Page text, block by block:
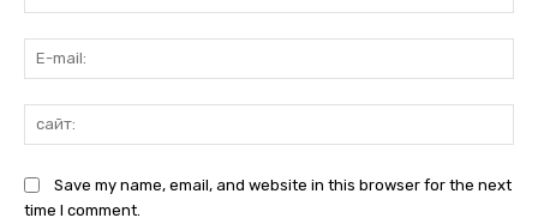
Save my name, email, and website in this browser for the next
time I comment.